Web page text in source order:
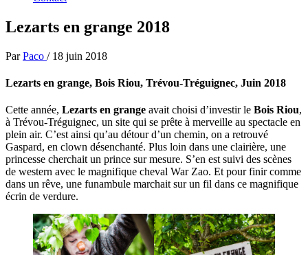
Lezarts en grange 2018
ParPaco / 18 juin 2018
Lezarts en grange, Bois Riou, Trévou-Tréguignec, Juin 2018
Cette année, Lezarts en grange avait choisi d’investir le Bois Riou,
à Trévou-Tréguignec, un site qui se prête à merveille au spectacle en
plein air. C’est ainsi qu’au détour d’un chemin, on a retrouvé
Gaspard, en clown désenchanté. Plus loin dans une clairière, une
princesse cherchait un prince sur mesure. S’en est suivi des scènes
de western avec le magnifique cheval War Zao. Et pour finir comme
dans un rêve, une funambule marchait sur un fil dans ce magnifique
écrin de verdure.